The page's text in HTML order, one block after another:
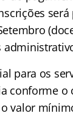
para os
conforme o
valor